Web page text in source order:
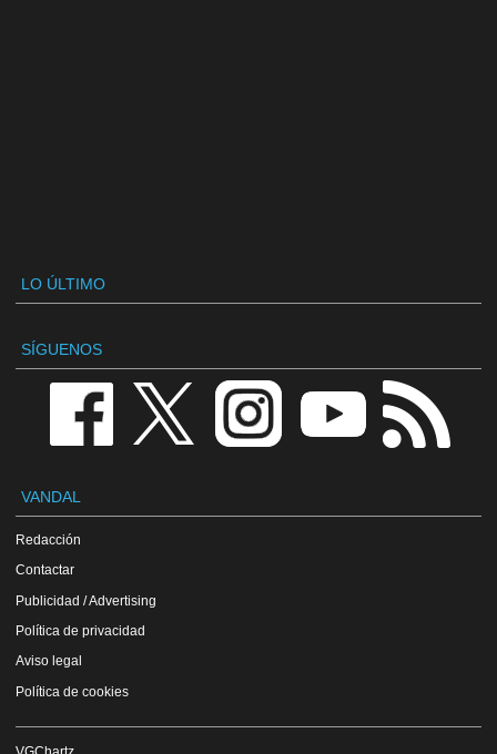
LO ÚLTIMO
SÍGUENOS
VANDAL
Redacción
Contactar
Publicidad / Advertising
Política de privacidad
Aviso legal
Política de cookies